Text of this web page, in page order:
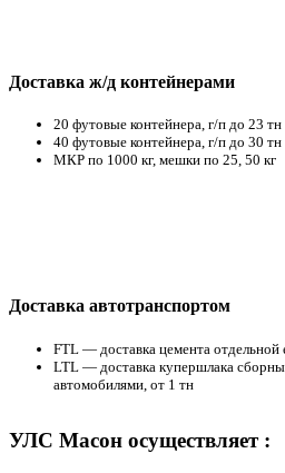
Доставка ж/д контейнерами
20 футовые контейнера, г/п до 23 тн
40 футовые контейнера, г/п до 30 тн
МКР по 1000 кг, мешки по 25, 50 кг
Доставка автотранспортом
FTL — доставка цемента отдельной
LTL — доставка купершлака
автомобилями, от 1 тн
УЛС Масон осуществляет :